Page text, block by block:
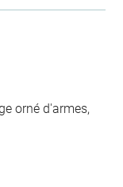
orné d'armes,